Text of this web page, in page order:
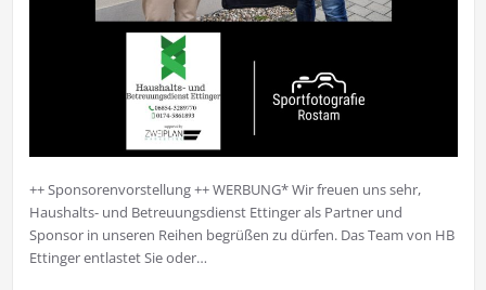
++ Sponsorenvorstellung ++ WERBUNG* Wir freuen uns sehr,
Haushalts- und Betreuungsdienst Ettinger als Partner und
Sponsor in unseren Reihen begrüßen zu dürfen. Das Team von HB
Ettinger entlastet Sie oder…